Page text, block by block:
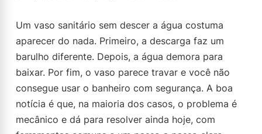
Um vaso sanitário sem descer a água costuma
aparecer do nada. Primeiro, a descarga faz um
barulho diferente. Depois, a água demora para
baixar. Por fim, o vaso parece travar e você não
consegue usar o banheiro com segurança. A boa
notícia é que, na maioria dos casos, o problema é
mecânico e dá para resolver ainda hoje, com